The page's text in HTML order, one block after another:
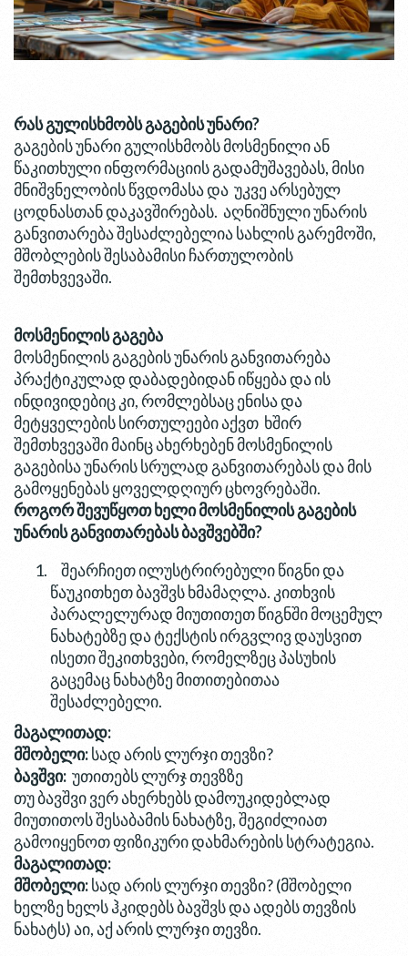
რას გულისხმობს გაგების უნარი?
გაგების უნარი გულისხმობს მოსმენილი ან
წაკითხული ინფორმაციის გადამუშავებას, მისი
მნიშვნელობის წვდომასა და უკვე არსებულ
ცოდნასთან დაკავშირებას. აღნიშნული უნარის
განვითარება შესაძლებელია სახლის გარემოში,
მშობლების შესაბამისი ჩართულობის
შემთხვევაში.
მოსმენილის გაგება
მოსმენილის გაგების უნარის განვითარება
პრაქტიკულად დაბადებიდან იწყება და ის
ინდივიდებიც კი, რომლებსაც ენისა და
მეტყველების სირთულეები აქვთ ხშირ
შემთხვევაში მაინც ახერხებენ მოსმენილის
გაგებისა უნარის სრულად განვითარებას და მის
გამოყენებას ყოველდღიურ ცხოვრებაში.
როგორ შევუწყოთ ხელი მოსმენილის გაგების
უნარის განვითარებას ბავშვებში?
შეარჩიეთ ილუსტრირებული წიგნი და
წაუკითხეთ ბავშვს ხმამაღლა. კითხვის
პარალელურად მიუთითეთ წიგნში მოცემულ
ნახატებზე და ტექსტის ირგვლივ დაუსვით
ისეთი შეკითხვები, რომელზეც პასუხის
გაცემაც ნახატზე მითითებითაა
შესაძლებელი.
მაგალითად:
მშობელი:სად არის ლურჯი თევზი?
ბავშვი: უთითებს ლურჯ თევზზე
თუ ბავშვი ვერ ახერხებს დამოუკიდებლად
მიუთითოს შესაბამის ნახატზე, შეგიძლიათ
გამოიყენოთ ფიზიკური დახმარების სტრატეგია.
მაგალითად:
მშობელი:სად არის ლურჯი თევზი? (მშობელი
ხელზე ხელს ჰკიდებს ბავშვს და ადებს თევზის
ნახატს) აი, აქ არის ლურჯი თევზი.